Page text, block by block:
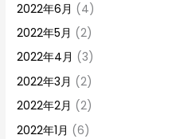
2022年6月 (4)
2022年5月 (2)
2022年4月 (3)
2022年3月 (2)
2022年2月 (2)
2022年1月 (6)